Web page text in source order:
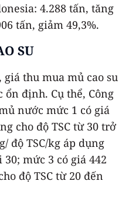
4.288 tấn, tăng
tấn, giảm 49,3%.
SU
thu mua mủ cao su
định. Cụ thể, Công
nước mức 1 có giá
cho độ TSC từ 30 trở
độ TSC/kg áp dụng
mức 3 có giá 442
độ TSC từ 20 đến